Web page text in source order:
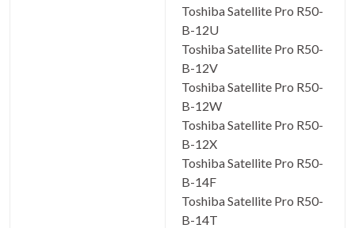
Toshiba Satellite Pro R50-
B-12U
Toshiba Satellite Pro R50-
B-12V
Toshiba Satellite Pro R50-
B-12W
Toshiba Satellite Pro R50-
B-12X
Toshiba Satellite Pro R50-
B-14F
Toshiba Satellite Pro R50-
B-14T